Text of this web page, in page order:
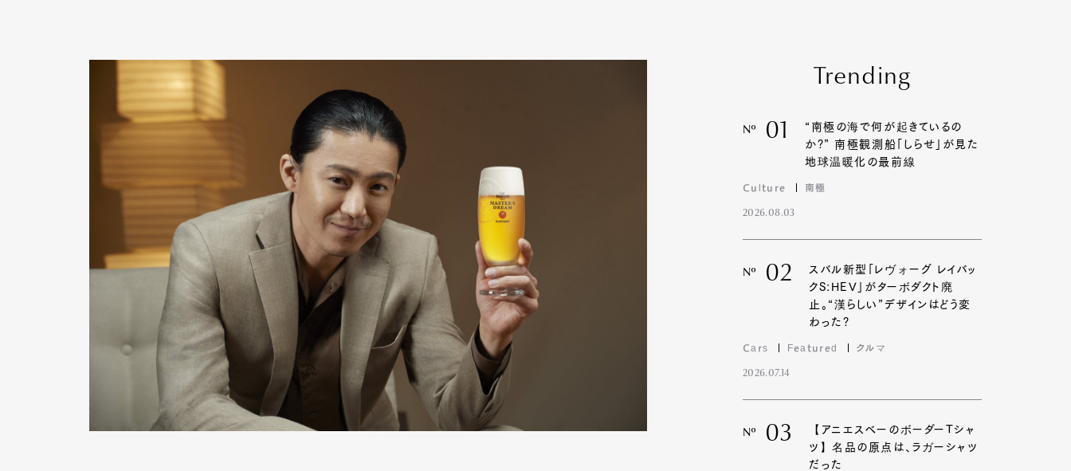
Trending
Nº 01
“南極の海で何が起きているの
か?” 南極観測船「しらせ」が見た
地球温暖化の最前線
Culture 南極
2026.08.03
Nº 02
スバル新型「レヴォーグ レイバッ
クS:HEV」がターボダクト廃
止。“漢らしい”デザインはどう変
わった?
Cars Featured クルマ
2026.07.14
Nº 03
【アニエスベーのボーダーTシャ
ツ】名品の原点は、ラガーシャツ
だった